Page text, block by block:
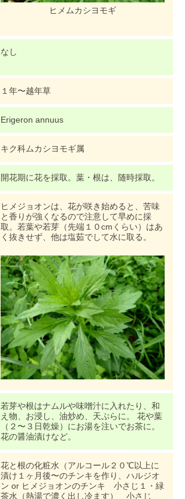
ヒメムカシヨモギ
なし
１年〜越年草
Erigeron annuus
キク科ムカシヨモギ属
開花期に花を採取。葉・根は、随時採取。
ヒメジョオンは、花が咲き始めると、苦味
と香りが強くなるので注意して早めに採
取。若葉や若芽（先端１０cmくらい）はあ
く抜きせず、他は塩茹でして水に取る。
若芽や根はナムルや味噌汁に入れたり、和
え物、お浸し、油炒め、天ぷらに。 花や葉
（２〜３日乾燥）にお湯を注いでお茶に。
花の醤油漬けなど。
花と根の化粧水（アルコール２０℃以上に
漬け１ヶ月後〜のチンキを作り、ハルジオ
ン or ヒメジョオンのチンキ 小さじ１・緑
茶水（熱湯で濃く出し冷ます） 小さじ